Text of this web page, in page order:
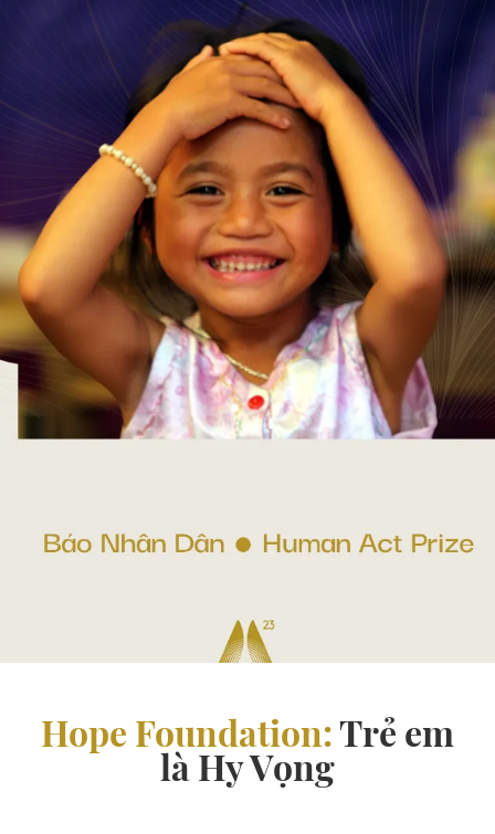
Hope Foundation:Trẻ em
là Hy Vọng